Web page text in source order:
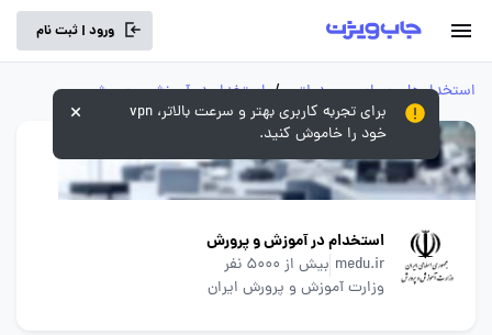
ورود | ثبت نام
استخدام‌های سراسری و دولتی / استخدام در آموزش و پرورش
استخدام در آموزش و پرورش
medu.ir بیش از 5000 نفر
وزارت آموزش و پرورش ایران
برای تجربه کاربری بهتر و سرعت بالاتر، vpn
خود را خاموش کنید.